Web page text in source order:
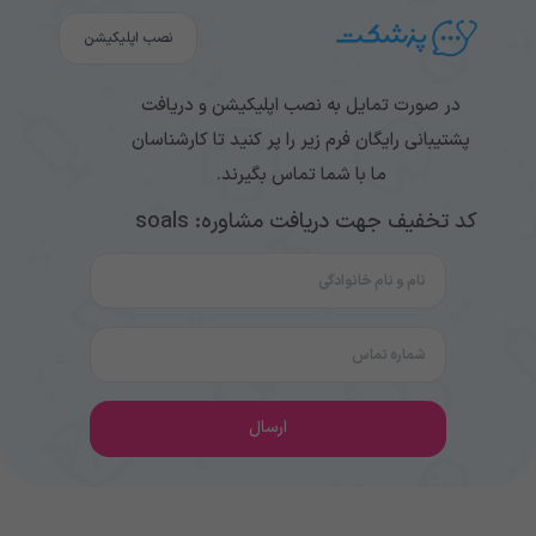
نصب اپلیکیشن
در صورت تمایل به نصب اپلیکیشن و دریافت
پشتیبانی رایگان فرم زیر را پر کنید تا کارشناسان
ما با شما تماس بگیرند.
کد تخفیف جهت دریافت مشاوره: soals
ارسال